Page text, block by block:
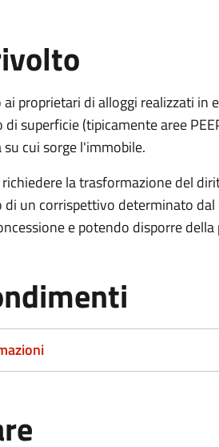
proprietari di alloggi realizzati in
superficie (tipicamente aree
cui sorge l'immobile.
la trasformazione del
di un corrispettivo determinato
e potendo disporre